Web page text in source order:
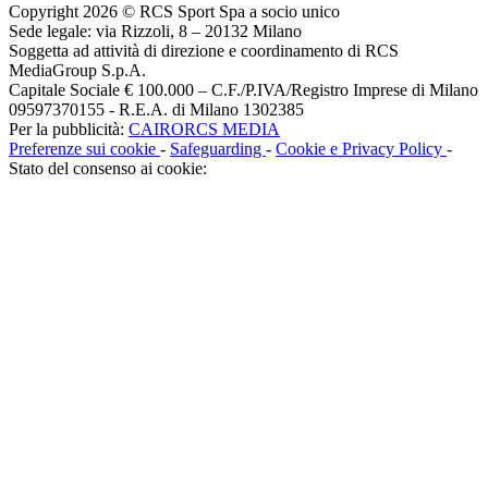
Copyright 2026 © RCS Sport Spa a socio unico
Sede legale: via Rizzoli, 8 – 20132 Milano
Soggetta ad attività di direzione e coordinamento di RCS
MediaGroup S.p.A.
Capitale Sociale € 100.000 – C.F./P.IVA/Registro Imprese di Milano
09597370155 - R.E.A. di Milano 1302385
Per la pubblicità: CAIRORCS MEDIA
Preferenze sui cookie - Safeguarding - Cookie e Privacy Policy -
Stato del consenso ai cookie: